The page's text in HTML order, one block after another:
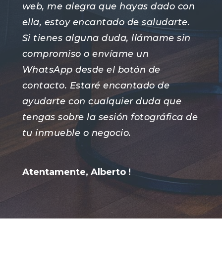
web, me alegra que hayas dado con
ella, estoy encantado de saludarte.
Si tienes alguna duda, llámame sin
compromiso o envíame un
WhatsApp desde el botón de
contacto. Estaré encantado de
ayudarte con cualquier duda que
tengas sobre la sesión fotográfica de
tu inmueble o negocio.
Atentamente, Alberto !